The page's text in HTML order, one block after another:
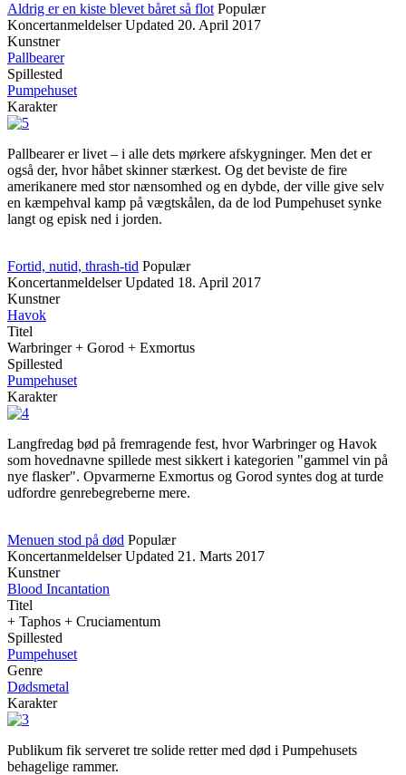
Aldrig er en kiste blevet båret så flot Populær
Koncertanmeldelser Updated 20. April 2017
Kunstner
Pallbearer
Spillested
Pumpehuset
Karakter
Pallbearer er livet – i alle dets mørkere afskygninger. Men det er
også der, hvor håbet skinner stærkest. Og det beviste de fire
amerikanere med stor nænsomhed og en dybde, der ville give selv
en kæmpehval kamp på vægtskålen, da de lod Pumpehuset synke
langt og episk ned i jorden.
Fortid, nutid, thrash-tid Populær
Koncertanmeldelser Updated 18. April 2017
Kunstner
Havok
Titel
Warbringer + Gorod + Exmortus
Spillested
Pumpehuset
Karakter
Langfredag bød på fremragende fest, hvor Warbringer og Havok
som hovednavne spillede mest sikkert i kategorien "gammel vin på
nye flasker". Opvarmerne Exmortus og Gorod syntes dog at turde
udfordre genrebegreberne mere.
Menuen stod på død Populær
Koncertanmeldelser Updated 21. Marts 2017
Kunstner
Blood Incantation
Titel
+ Taphos + Cruciamentum
Spillested
Pumpehuset
Genre
Dødsmetal
Karakter
Publikum fik serveret tre solide retter med død i Pumpehusets
behagelige rammer.